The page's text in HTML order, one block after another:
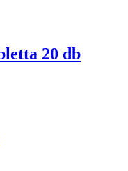
20 db